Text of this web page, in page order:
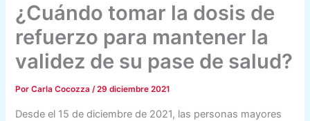
¿Cuándo tomar la dosis de
refuerzo para mantener la
validez de su pase de salud?
PorCarla Cocozza/29 diciembre 2021
Desde el 15 de diciembre de 2021, las personas mayores